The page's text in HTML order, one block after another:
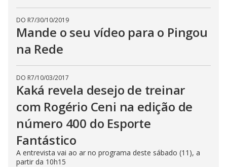
DO R7/30/10/2019
Mande o seu vídeo para o Pingou
na Rede
DO R7/10/03/2017
Kaká revela desejo de treinar
com Rogério Ceni na edição de
número 400 do Esporte
Fantástico
A entrevista vai ao ar no programa deste sábado (11), a
partir da 10h15